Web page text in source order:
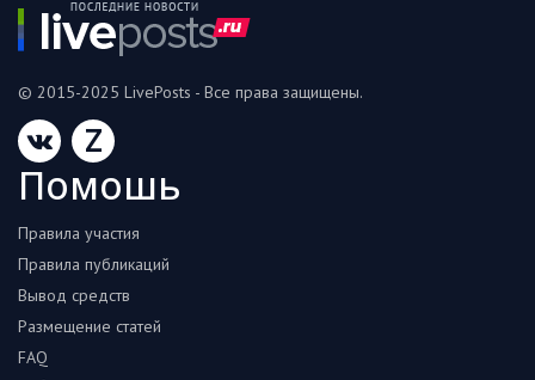
© 2015-2025 LivePosts - Все права защищены.
Z
Помошь
Правила участия
Правила публикаций
Вывод средств
Размещение статей
FAQ